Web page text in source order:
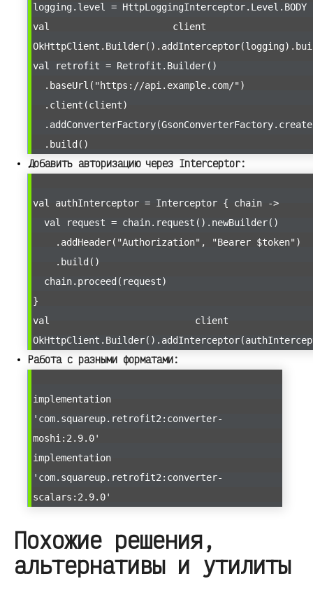
logging.level = HttpLoggingInterceptor.Level.BODY
val client
val retrofit = Retrofit.Builder()
.baseUrl("https://api.example.com/")
.client(client)
.build()
Добавить авторизацию через Interceptor:
val authInterceptor = Interceptor { chain ->
val request = chain.request().newBuilder()
.addHeader("Authorization", "Bearer $token")
.build()
chain.proceed(request)
}
val
Работа с разными форматами:
implementation
'com.squareup.retrofit2:converter-
moshi:2.9.0'
implementation
'com.squareup.retrofit2:converter-
scalars:2.9.0'
Похожие решения,
альтернативы и утилиты